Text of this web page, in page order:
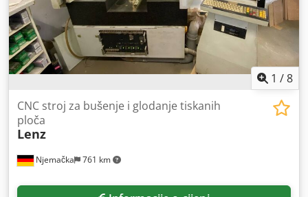
1 /8
Njemačka 761 km
CNC stroj za bušenje i glodanje tiskanih
ploča
Lenz